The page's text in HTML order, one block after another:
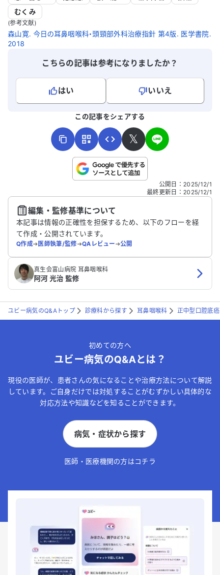
むくみ
(参考文献)
森山寛. 今日の耳鼻咽喉科・頭頸部外科治療指針 第4版. 医学書院.
2018
こちらの記事は参考になりましたか？
はい
いいえ
こちらは送信専用のフォームです。氏名やご自身の病気の詳細な
送信する
この記事をシェアする
𝕏
公開日 ： 2025/12/1
最終更新日 ： 2025/12/1
編集・監修基準について
本記事は情報の正確性を担保するため、以下のフローを経
て作成・公開されています。
Q作成➔医師執筆/監修➔QAレビュー➔公開
真生会富山病院 耳鼻咽喉科
阿河 光治 監修
ユビー病気のQ&Aトップ 診療科から探す 耳鼻咽喉科 正中型口腔底癌
初めての方へ
ユビー病気のQ&Aとは？
現役の医師が、患者さんの気になることや治療方法について解説
しています。ご自身だけでは対処することがむずかしい具体的な
対応方法や知識などを知ることができます。
病気・症状から探す
医師・医療機関の方はコチラ